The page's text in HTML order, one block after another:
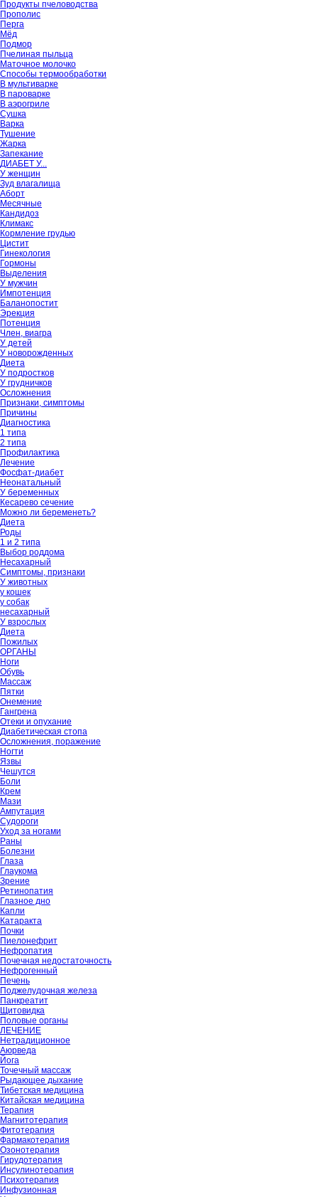
Продукты пчеловодства
Прополис
Перга
Мёд
Подмор
Пчелиная пыльца
Маточное молочко
Способы термообработки
В мультиварке
В пароварке
В аэрогриле
Сушка
Варка
Тушение
Жарка
Запекание
ДИАБЕТ У...
У женщин
Зуд влагалища
Аборт
Месячные
Кандидоз
Климакс
Кормление грудью
Цистит
Гинекология
Гормоны
Выделения
У мужчин
Импотенция
Баланопостит
Эрекция
Потенция
Член, виагра
У детей
У новорожденных
Диета
У подростков
У грудничков
Осложнения
Признаки, симптомы
Причины
Диагностика
1 типа
2 типа
Профилактика
Лечение
Фосфат-диабет
Неонатальный
У беременных
Кесарево сечение
Можно ли беременеть?
Диета
Роды
1 и 2 типа
Выбор роддома
Несахарный
Симптомы, признаки
У животных
у кошек
у собак
несахарный
У взрослых
Диета
Пожилых
ОРГАНЫ
Ноги
Обувь
Массаж
Пятки
Онемение
Гангрена
Отеки и опухание
Диабетическая стопа
Осложнения, поражение
Ногти
Язвы
Чешутся
Боли
Крем
Мази
Ампутация
Судороги
Уход за ногами
Раны
Болезни
Глаза
Глаукома
Зрение
Ретинопатия
Глазное дно
Капли
Катаракта
Почки
Пиелонефрит
Нефропатия
Почечная недостаточность
Нефрогенный
Печень
Поджелудочная железа
Панкреатит
Щитовидка
Половые органы
ЛЕЧЕНИЕ
Нетрадиционное
Аюрведа
Йога
Точечный массаж
Рыдающее дыхание
Тибетская медицина
Китайская медицина
Терапия
Магнитотерапия
Фитотерапия
Фармакотерапия
Озонотерапия
Гирудотерапия
Инсулинотерапия
Психотерапия
Инфузионная